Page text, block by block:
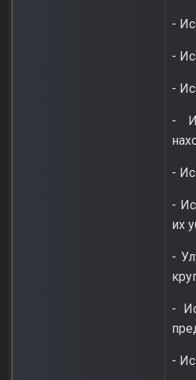
-
-
-
-
-
-
их
-
-
-